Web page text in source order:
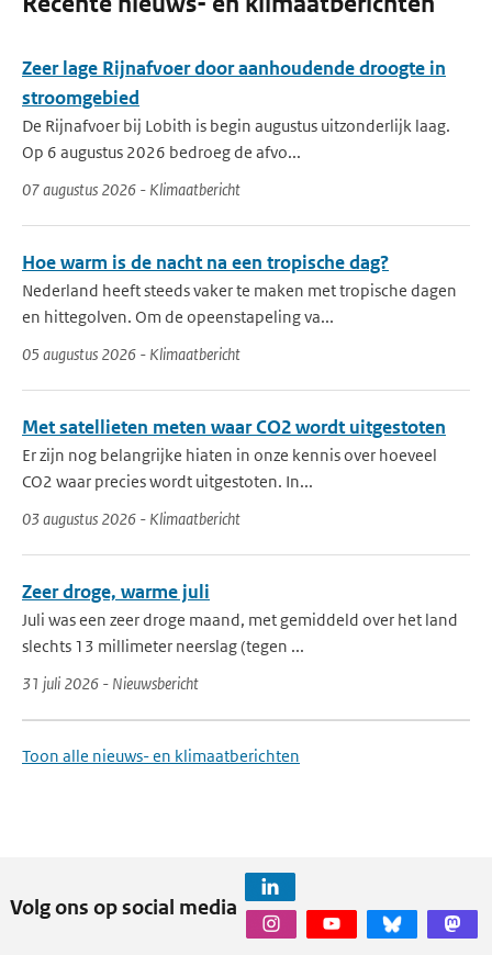
Zeer lage Rijnafvoer door aanhoudende droogte in
stroomgebied
De Rijnafvoer bij Lobith is begin augustus uitzonderlijk laag.
Op 6 augustus 2026 bedroeg de afvo...
07 augustus 2026 - Klimaatbericht
Hoe warm is de nacht na een tropische dag?
Nederland heeft steeds vaker te maken met tropische dagen
en hittegolven. Om de opeenstapeling va...
05 augustus 2026 - Klimaatbericht
Met satellieten meten waar CO2 wordt uitgestoten
Er zijn nog belangrijke hiaten in onze kennis over hoeveel
CO2 waar precies wordt uitgestoten. In...
03 augustus 2026 - Klimaatbericht
Zeer droge, warme juli
Juli was een zeer droge maand, met gemiddeld over het land
slechts 13 millimeter neerslag (tegen ...
31 juli 2026 - Nieuwsbericht
Toon alle nieuws- en klimaatberichten
Volg ons op social media